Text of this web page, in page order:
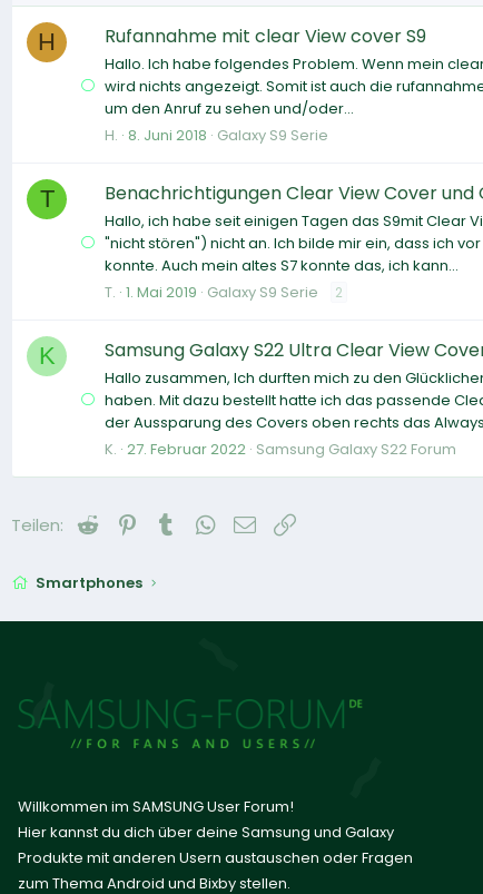
H Rufannahme mit clear View cover S9
Hallo. Ich habe folgendes Problem. Wenn mein
wird nichts angezeigt. Somit ist auch die
um den Anruf zu sehen und/oder...
H. 8. Juni 2018 Galaxy S9 Serie
T Benachrichtigungen Clear View Cover und
Hallo, ich habe seit einigen Tagen das S9mit
"nicht stören") nicht an. Ich bilde mir ein, dass ich
konnte. Auch mein altes S7 konnte das, ich kann...
T. 1. Mai 2019 Galaxy S9 Serie 2
K Samsung Galaxy S22 Ultra Clear View
Hallo zusammen, Ich durften mich zu den
haben. Mit dazu bestellt hatte ich das passende
der Aussparung des Covers oben rechts das
K. 27. Februar 2022 Samsung Galaxy S22 Forum
Teilen: Reddit PinterestTumblrWhatsApp
E-Mail
Smartphones
Willkommen im SAMSUNG User Forum!
Hier kannst du dich über deine Samsung und Galaxy
Produkte mit anderen Usern austauschen oder Fragen
zum Thema Android und Bixby stellen.